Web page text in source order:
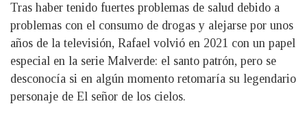
Tras haber tenido fuertes problemas de salud debido a
problemas con el consumo de drogas y alejarse por unos
años de la televisión, Rafael volvió en 2021 con un papel
especial en la serie Malverde: el santo patrón, pero se
desconocía si en algún momento retomaría su legendario
personaje de El señor de los cielos.